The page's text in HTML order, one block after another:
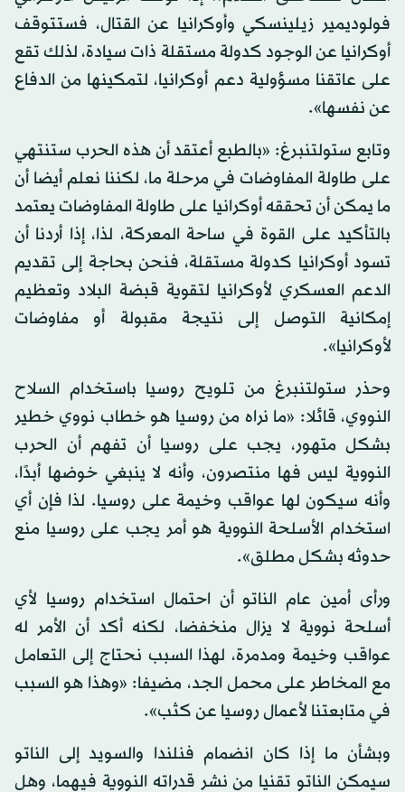
فولوديمير زيلينسكي وأوكرانيا عن القتال، فستتوقف
أوكرانيا عن الوجود كدولة مستقلة ذات سيادة، لذلك تقع
على عاتقنا مسؤولية دعم أوكرانيا، لتمكينها من الدفاع
عن نفسها».
وتابع ستولتنبرغ: «بالطبع أعتقد أن هذه الحرب ستنتهي
على طاولة المفاوضات في مرحلة ما، لكننا نعلم أيضا أن
ما يمكن أن تحققه أوكرانيا على طاولة المفاوضات يعتمد
بالتأكيد على القوة في ساحة المعركة، لذا، إذا أردنا أن
تسود أوكرانيا كدولة مستقلة، فنحن بحاجة إلى تقديم
الدعم العسكري لأوكرانيا لتقوية قبضة البلاد وتعظيم
إمكانية التوصل إلى نتيجة مقبولة أو مفاوضات
لأوكرانيا».
وحذر ستولتنبرغ من تلويح روسيا باستخدام السلاح
النووي، قائلا: «ما نراه من روسيا هو خطاب نووي خطير
بشكل متهور، يجب على روسيا أن تفهم أن الحرب
النووية ليس فها منتصرون، وأنه لا ينبغي خوضها أبدًا،
وأنه سيكون لها عواقب وخيمة على روسيا. لذا فإن أي
استخدام الأسلحة النووية هو أمر يجب على روسيا منع
حدوثه بشكل مطلق».
ورأى أمين عام الناتو أن احتمال استخدام روسيا لأي
أسلحة نووية لا يزال منخفضا، لكنه أكد أن الأمر له
عواقب وخيمة ومدمرة، لهذا السبب نحتاج إلى التعامل
مع المخاطر على محمل الجد، مضيفا: «وهذا هو السبب
في متابعتنا لأعمال روسيا عن كثب».
وبشأن ما إذا كان انضمام فنلندا والسويد إلى الناتو
سيمكن الناتو تقنيا من نشر قدراته النووية فيهما، وهل